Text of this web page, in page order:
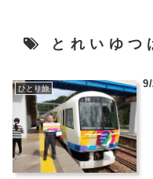
とれいゆつ
ひとり旅